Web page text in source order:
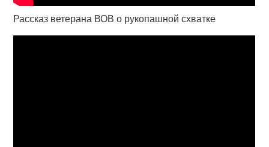
Рассказ ветерана ВОВ о рукопашной схватке